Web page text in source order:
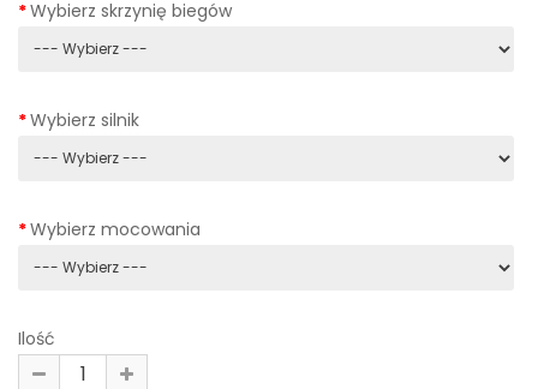
Wybierz skrzynię biegów
Wybierz silnik
Wybierz mocowania
Ilość